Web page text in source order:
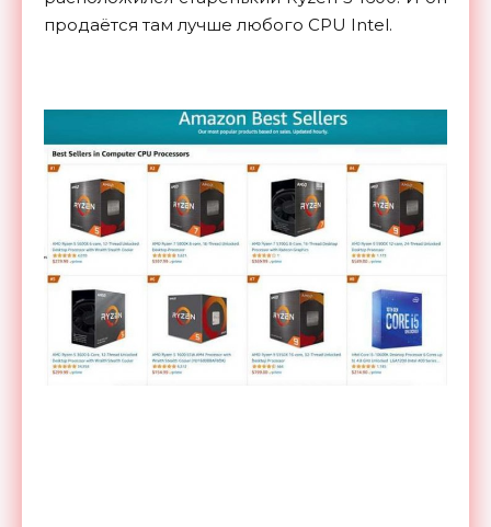
продаётся там лучше любого CPU Intel.